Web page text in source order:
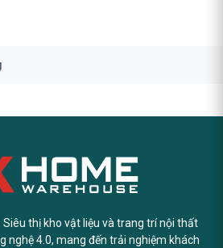
Siêu thị kho vật liệu và trang trí nội thất
nghệ 4.0, mang đến trải nghiệm khách